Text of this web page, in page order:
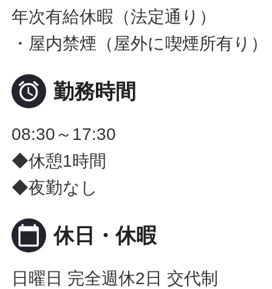
年次有給休暇（法定通り）
・屋内禁煙（屋外に喫煙所有り）
 勤務時間
08:30～17:30
◆休憩1時間
◆夜勤なし
calendar_today 休日・休暇
日曜日 完全週休2日 交代制